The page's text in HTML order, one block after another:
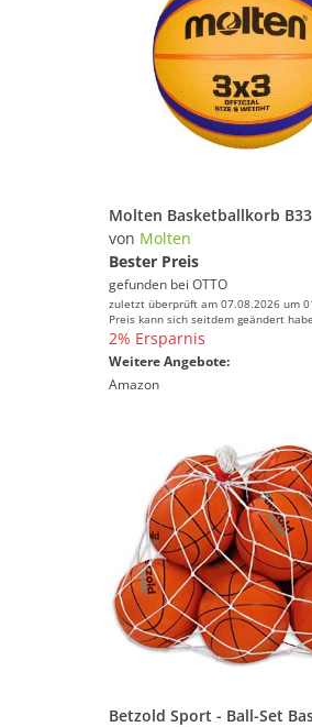
von Molten
Bester Preis
gefunden bei OTTO
zuletzt überprüft am 07.08.2026 um
Preis kann sich seitdem geändert
2% Ersparnis
Weitere Angebote:
Amazon